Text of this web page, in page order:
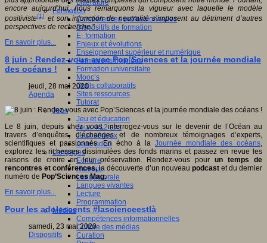
Littérature
Formation
Compétences professionnelles
Dispositifs de formation
E- formation
Enjeux et évolutions
Enseignement supérieur et numérique
Formations hybrides
Formation universitaire
Mooc’s
Outils collaboratifs
Sites ressources
Tutorat
Jeux
Jeu et éducation
Jeux 4/12 ans
Jeux sérieux
Jeux vidéo
Langages
Ecriture
Humour
Langue orale
Langues vivantes
Lecture
Programmation
Médias
Compétences informationnelles
Culture des médias
Curation
encore aujourd’hui, nous remarquons la vigueur avec laquelle le modèle
positiviste[1] et son injonction de neutralité s’imposent au détriment d’autres
perspectives de recherche."
En savoir plus...
8 juin : Rendez-vous avec Pop’Sciences et la journée mondiale
des océans !
jeudi, 28 mai 2020
Agenda
Le 8 juin, depuis chez vous, interrogez-vous sur le devenir de l’Océan au
travers d’enquêtes, d’échanges et de nombreux témoignages d’experts,
scientifiques et passionnés. En écho à la Journée mondiale des océans,
explorez les richesses dissimulées des fonds marins et passez en revue les
raisons de croire en leur préservation. Rendez-vous pourun temps de
rencontres et conférences,la découverte d’un nouveau podcastet du dernier
numéro de Pop’Sciences Mag.
En savoir plus...
Pour les adolescents #lascienceestlà
samedi, 23 mai 2020
Dispositifs